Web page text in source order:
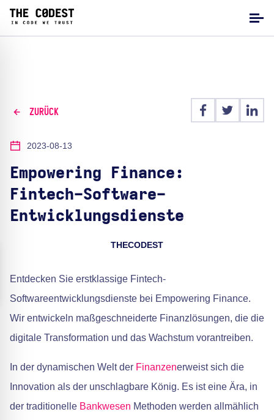
ZURÜCK
2023-08-13
Empowering Finance:
Fintech-Software-
Entwicklungsdienste
THECODEST
Entdecken Sie erstklassige Fintech-
Softwareentwicklungsdienste bei Empowering Finance.
Wir entwickeln maßgeschneiderte Finanzlösungen, die die
digitale Transformation und das Wachstum vorantreiben.
In der dynamischen Welt der Finanzenerweist sich die
Innovation als der unschlagbare König. Es ist eine Ära, in
der traditionelle Bankwesen Methoden werden allmählich